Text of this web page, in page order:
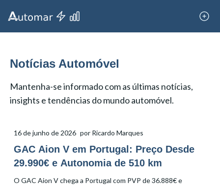
Notícias Automóvel
Mantenha-se informado com as últimas notícias,
insights e tendências do mundo automóvel.
16 de junho de 2026 por Ricardo Marques
GAC Aion V em Portugal: Preço Desde
29.990€ e Autonomia de 510 km
O GAC Aion V chega a Portugal com PVP de 36.888€ e